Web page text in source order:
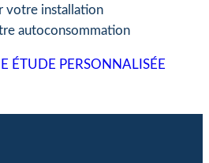
votre installation
autoconsommation
ÉTUDE PERSONNALISÉE